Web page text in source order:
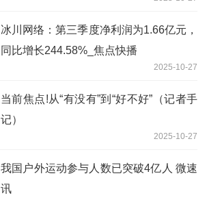
冰川网络：第三季度净利润为1.66亿元，
同比增长244.58%_焦点快播
2025-10-27
当前焦点!从“有没有”到“好不好”（记者手
记）
2025-10-27
我国户外运动参与人数已突破4亿人 微速
讯